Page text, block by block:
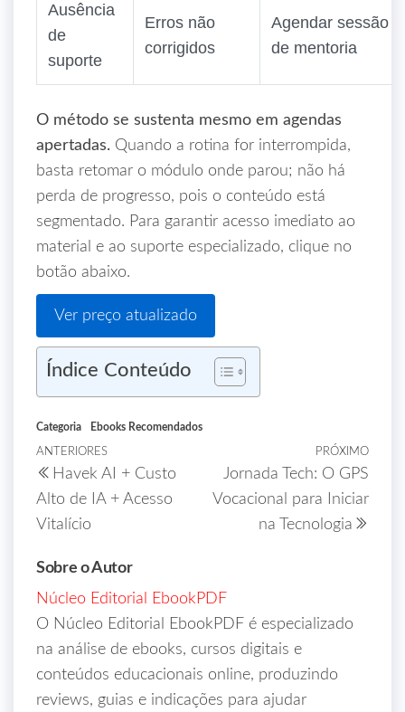
Ausência
de
suporte
Erros não
corrigidos
Agendar sessão
de mentoria
O método se sustenta mesmo em agendas
apertadas. Quando a rotina for interrompida,
basta retomar o módulo onde parou; não há
perda de progresso, pois o conteúdo está
segmentado. Para garantir acesso imediato ao
material e ao suporte especializado, clique no
botão abaixo.
Ver preço atualizado
Índice Conteúdo
Categoria Ebooks Recomendados
ANTERIORES
Havek AI + Custo
Alto de IA + Acesso
Vitalício
PRÓXIMO
Jornada Tech: O GPS
Vocacional para Iniciar
na Tecnologia
Sobre o Autor
Núcleo Editorial EbookPDF
O Núcleo Editorial EbookPDF é especializado
na análise de ebooks, cursos digitais e
conteúdos educacionais online, produzindo
reviews, guias e indicações para ajudar